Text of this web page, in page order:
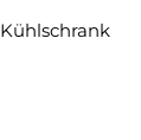
Kühlschrank